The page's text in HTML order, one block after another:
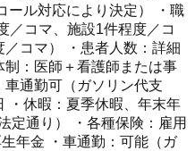
ール対応により決定） ・職
／コマ、施設1件程度／コ
コマ） ・患者人数：詳細
：医師＋看護師または事
通勤可（ガソリン代支
・休暇：夏季休暇、年末年
定通り） ・各種保険：雇用
年金 ・車通勤：可能（ガ